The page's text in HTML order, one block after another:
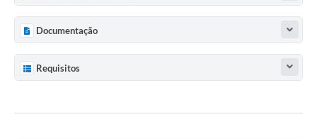
Documentação
Requisitos